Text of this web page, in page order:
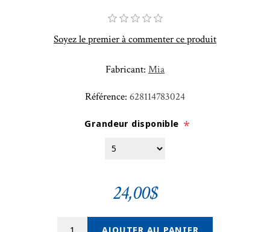
Soyez le premier à commenter ce produit
Fabricant: Mia
Référence: 628114783024
Grandeur disponible *
24,00$